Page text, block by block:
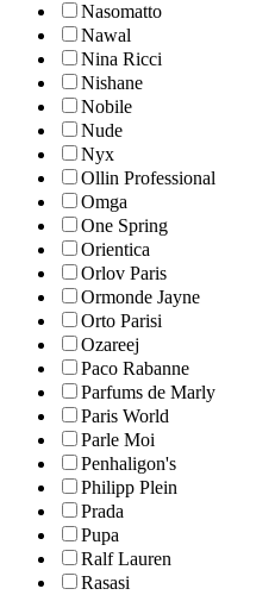
Nasomatto
Nawal
Nina Ricci
Nishane
Nobile
Nude
Nyx
Ollin Professional
Omga
One Spring
Orientica
Orlov Paris
Ormonde Jayne
Orto Parisi
Ozareej
Paco Rabanne
Parfums de Marly
Paris World
Parle Moi
Penhaligon's
Philipp Plein
Prada
Pupa
Ralf Lauren
Rasasi